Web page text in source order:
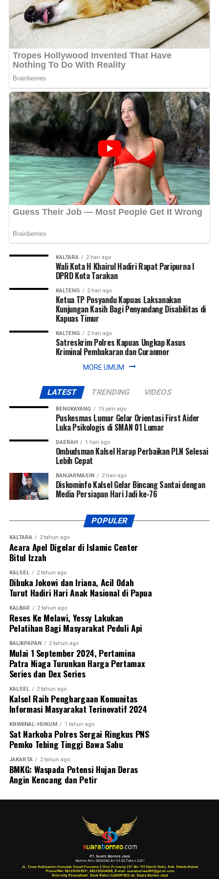
Bagikan ke
WhatsApp 0 Facebook 0
Messenger 0 Twitter/X
KALTARA 2 hari ago
Wali Kota H Khairul Hadiri Rapat Paripurna I
DPRD Kota Tarakan
KALTENG 2 hari ago
Ketua TP Posyandu Kapuas Laksanakan
Kunjungan Kasih Bagi Penyandang Disabilitas di
Kapuas Timur
KALTENG 2 hari ago
Satreskrim Polres Kapuas Ungkap Kasus
Kriminal Pembakaran dan Curanmor
MORE UMUM
LATEST TRENDING VIDEOS
BENGKAYANG 15 jam ago
Puskesmas Lumar Gelar Orientasi First Aider
Luka Psikologis di SMAN 01 Lumar
DAERAH 1 hari ago
Ombudsman Kalsel Harap Perbaikan PLN Selesai
Lebih Cepat
BANJARMASIN 2 hari ago
Diskominfo Kalsel Gelar Bincang Santai dengan
Media Persiapan Hari Jadi ke-76
POPULER
KALTARA 2 tahun ago
Acara Apel Digelar di Islamic Center
Bitul Izzah
KALSEL 2 tahun ago
Dibuka Jokowi dan Iriana, Acil Odah
Turut Hadiri Hari Anak Nasional di Papua
KALBAR 2 tahun ago
Reses Ke Melawi, Yessy Lakukan
Pelatihan Bagi Masyarakat Peduli Api
BALIKPAPAN 2 tahun ago
Mulai 1 September 2024, Pertamina
Patra Niaga Turunkan Harga Pertamax
Series dan Dex Series
KALSEL 2 tahun ago
Kalsel Raih Penghargaan Komunitas
Informasi Masyarakat Terinovatif 2024
KRIMINAL-HUKUM 1 tahun ago
Sat Narkoba Polres Sergai Ringkus PNS
Pemko Tebing Tinggi Bawa Sabu
JAKARTA 2 tahun ago
BMKG: Waspada Potensi Hujan Deras
Angin Kencang dan Petir